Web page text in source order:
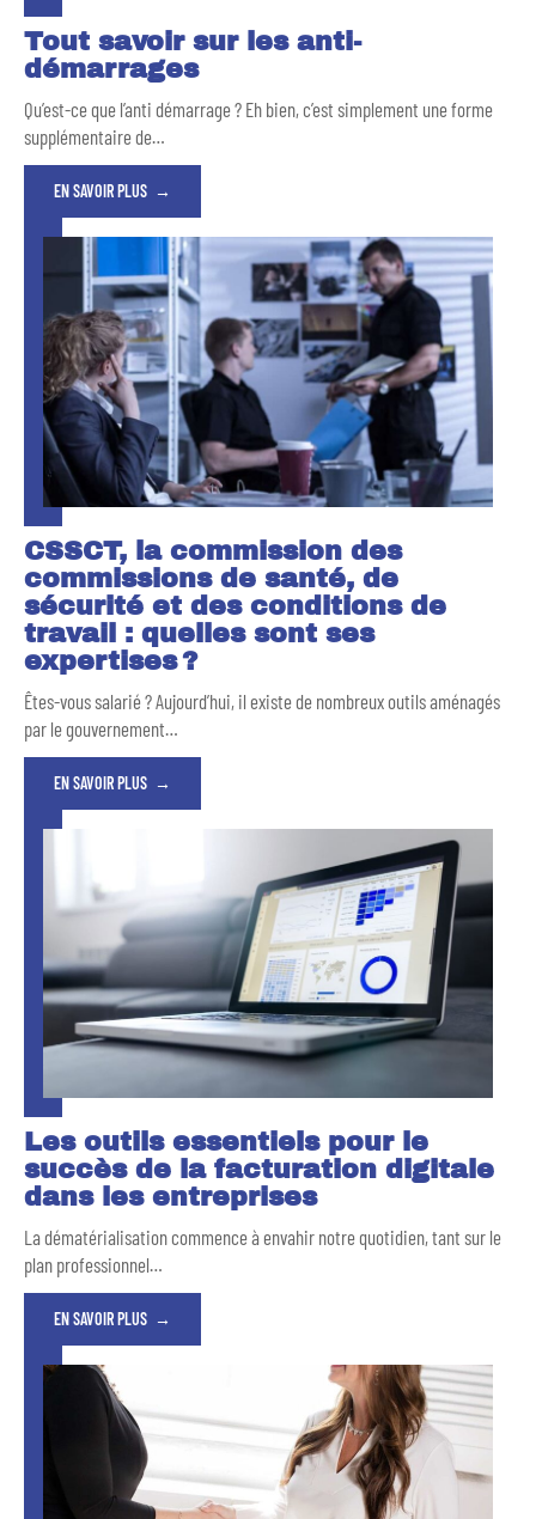
Tout savoir sur les anti-
démarrages
Qu’est-ce que l’anti démarrage ? Eh bien, c’est simplement une forme
supplémentaire de…
EN SAVOIR PLUS
CSSCT, la commission des
commissions de santé, de
sécurité et des conditions de
travail : quelles sont ses
expertises ?
Êtes-vous salarié ? Aujourd’hui, il existe de nombreux outils aménagés
par le gouvernement…
EN SAVOIR PLUS
Les outils essentiels pour le
succès de la facturation digitale
dans les entreprises
La dématérialisation commence à envahir notre quotidien, tant sur le
plan professionnel…
EN SAVOIR PLUS